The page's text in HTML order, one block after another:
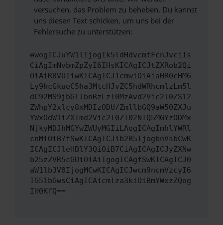
versuchen, das Problem zu beheben. Du kannst
uns diesen Text schicken, um uns bei der
Fehlersuche zu unterstützen:
ewogICJuYW1lIjogIk5ldHdvcmtFcnJvciIs
CiAgImNvbmZpZyI6IHsKICAgICJtZXRob2Qi
OiAiR0VUIiwKICAgICJ1cmwiOiAiaHR0cHM6
Ly9hcGkueC5ha3MtcHJvZC5hdWRhcmlzLm5l
dC92MS9jbGllbnRzLzI0MzAvd2Vic2l0ZS12
ZWhpY2xlcy8xMDIzODU/ZmllbGQ9aW50ZXJu
YWxOdW1iZXImd2Vic2l0ZT02NTQ5MGYzODMx
NjkyMDJhMGYwZWUyMGIiLAogICAgImhlYWRl
cnMiOiB7fSwKICAgICJib2R5IjogbnVsbCwK
ICAgICJleHBlY3QiOiB7CiAgICAgICJyZXNw
b25zZVR5cGUiOiAiIgogICAgfSwKICAgICJ0
aW1lb3V0IjogMCwKICAgICJwcm9ncmVzcyI6
IG51bGwsCiAgICAicmlza3kiOiBmYWxzZQog
IH0KfQ==